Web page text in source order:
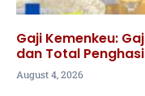
Gaji Kemenkeu:
dan Total
August 4, 2026